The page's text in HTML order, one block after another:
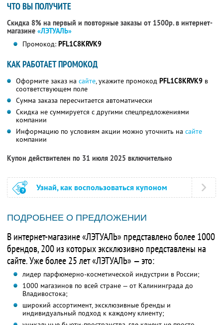
ЧТО ВЫ ПОЛУЧИТЕ
Скидка 8% на первый и повторные заказы от 1500р. в интернет-
магазине «ЛЭТУАЛЬ»
Промокод: PFL1C8KRVK9
КАК РАБОТАЕТ ПРОМОКОД
Оформите заказ на сайте, укажите промокод PFL1C8KRVK9 в
соответствующем поле
Сумма заказа пересчитается автоматически
Скидка не суммируется с другими спецпредложениями
компании
Информацию по условиям акции можно уточнить на сайте
компании
Купон действителен по 31 июля 2025 включительно
Узнай, как воспользоваться купоном
ПОДРОБНЕЕ О ПРЕДЛОЖЕНИИ
В интернет-магазине «ЛЭТУАЛЬ» представлено более 1000
брендов, 200 из которых эксклюзивно представлены на
сайте. Уже более 25 лет «ЛЭТУАЛЬ» — это:
лидер парфюмерно-косметической индустрии в России;
1000 магазинов по всей стране — от Калининграда до
Владивостока;
широкий ассортимент, эксклюзивные бренды и
индивидуальный подход к каждому клиенту;